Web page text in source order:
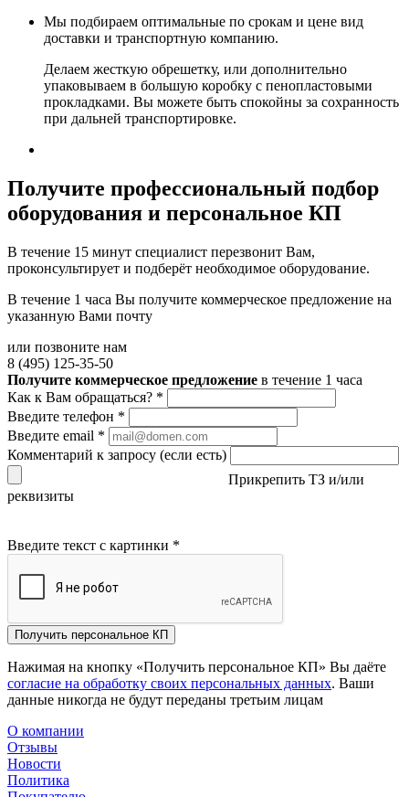
Мы подбираем оптимальные по срокам и цене вид
доставки и транспортную компанию.
Делаем жесткую обрешетку, или дополнительно
упаковываем в большую коробку с пенопластовыми
прокладками. Вы можете быть спокойны за сохранность
при дальней транспортировке.
Получите профессиональный подбор
оборудования и персональное КП
В течение 15 минут специалист перезвонит Вам,
проконсультирует и подберёт необходимое оборудование.
В течение 1 часа Вы получите коммерческое предложение на
указанную Вами почту
или позвоните нам
8 (495) 125-35-50
Получите коммерческое предложение в течение 1 часа
Как к Вам обращаться? *
Введите телефон *
Введите email *
Комментарий к запросу (если есть)
Прикрепить ТЗ и/или
реквизиты
Введите текст с картинки *
Получить персональное КП
Нажимая на кнопку «Получить персональное КП» Вы даёте
согласие на обработку своих персональных данных. Ваши
данные никогда не будут переданы третьим лицам
О компании
Отзывы
Новости
Политика